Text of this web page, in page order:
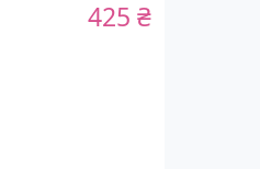
425 ₴